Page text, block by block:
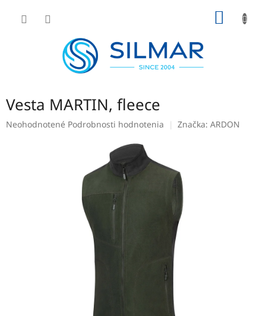
Vesta MARTIN, fleece
Priemerné
Neohodnotené Podrobnosti hodnotenia Značka: ARDON